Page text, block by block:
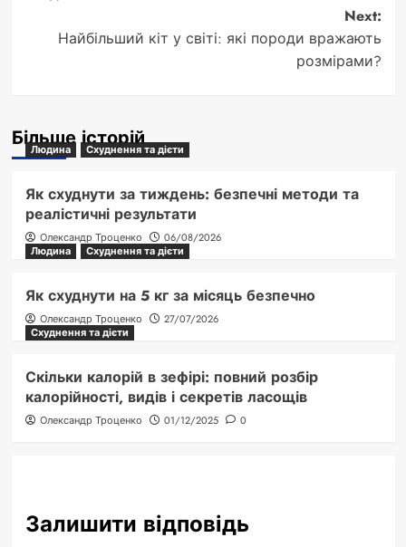
Next:
Найбільший кіт у світі: які породи вражають
розмірами?
Більше історій
Людина Схуднення та дієти
Як схуднути за тиждень: безпечні методи та
реалістичні результати
Олександр Троценко
06/08/2026
Людина
Схуднення та дієти
Як схуднути на 5 кг за місяць безпечно
Олександр Троценко
27/07/2026
Схуднення та дієти
Скільки калорій в зефірі: повний розбір
калорійності, видів і секретів ласощів
Олександр Троценко 01/12/2025 0
Залишити відповідь